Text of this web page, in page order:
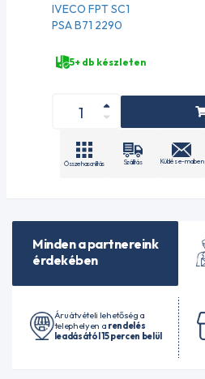
IVECO FPT SC1
PSA B71 2290
5+ db készleten
Összehasonlítás Szállítás Küldés e-mailben
Minden a partnereink
érdekében
Áruátvételi lehetőség a
telephelyen a rendelés
leadásától 15 percen belül